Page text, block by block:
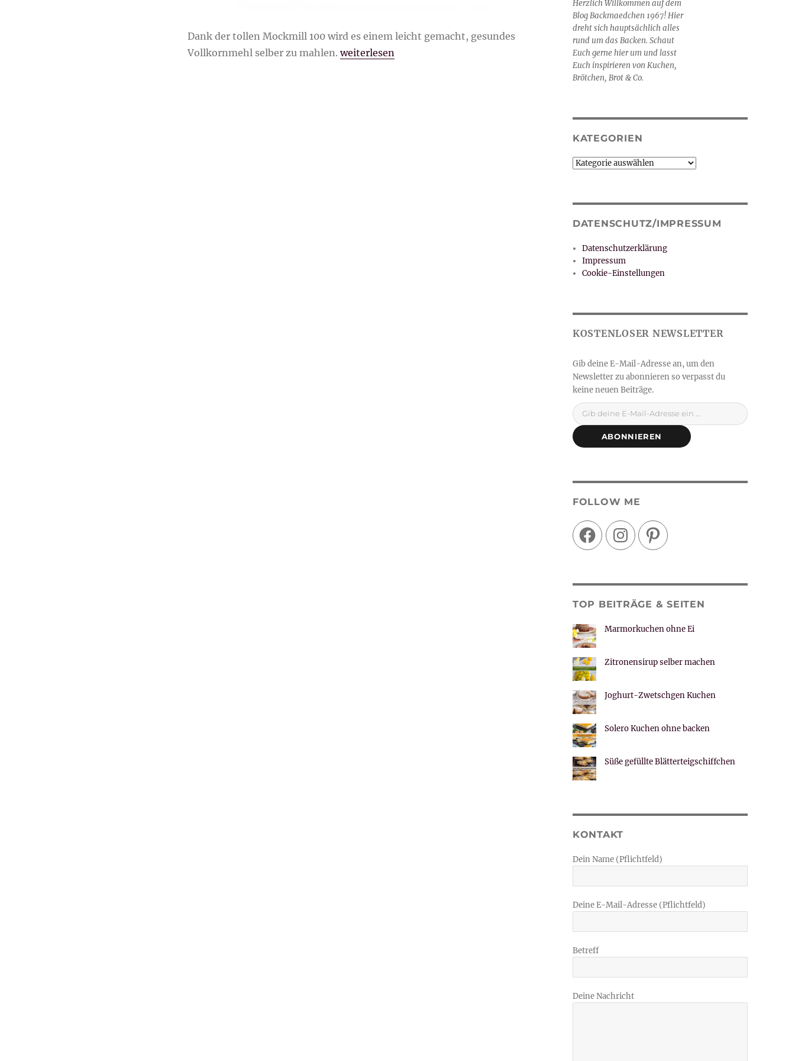
Dank der tollen Mockmill 100 wird es einem leicht gemacht, gesundes
Vollkornmehl selber zu mahlen.„Die Mockmill 100/ Getreide selber mahlen leicht gemacht“
weiterlesen
Herzlich Willkommen auf dem
Blog Backmaedchen 1967! Hier
dreht sich hauptsächlich alles
rund um das Backen. Schaut
Euch gerne hier um und lasst
Euch inspirieren von Kuchen,
Brötchen, Brot & Co.
KATEGORIEN
Kategorien
DATENSCHUTZ/IMPRESSUM
Datenschutzerklärung
Impressum
Cookie-Einstellungen
Gib deine E-Mail-Adresse ein ...
ABONNIEREN
FOLLOW ME
FacebookInstagramPinterest
TOP BEITRÄGE & SEITEN
Marmorkuchen ohne Ei
Zitronensirup selber machen
Joghurt-Zwetschgen Kuchen
Solero Kuchen ohne backen
Süße gefüllte Blätterteigschiffchen
KONTAKT
Dein Name (Pflichtfeld)
Deine E-Mail-Adresse (Pflichtfeld)
Betreff
Deine Nachricht